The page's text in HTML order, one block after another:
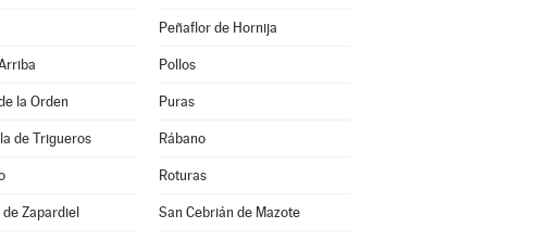
Peñaflor de Hornija
Pollos
la Orden Puras
de Trigueros Rábano
Roturas
Zapardiel San Cebrián de Mazote